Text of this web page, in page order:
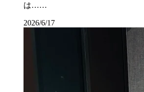
は……
2026/6/17